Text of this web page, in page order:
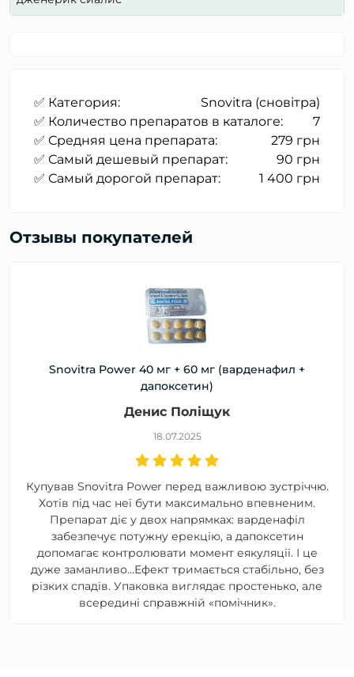
✅ Категория:
Snovitra (сновітра)
✅ Количество препаратов в каталоге:
7
✅ Средняя цена препарата:
279 грн
✅ Самый дешевый препарат:
90 грн
✅ Самый дорогой препарат:
1 400 грн
Отзывы покупателей
Snovitra Power 40 мг + 60 мг (варденафил +
дапоксетин)
Денис Поліщук
18.07.2025
Купував Snovitra Power перед важливою зустріччю.
Хотів під час неї бути максимально впевненим.
Препарат діє у двох напрямках: варденафіл
забезпечує потужну ерекцію, а дапоксетин
допомагає контролювати момент еякуляції. І це
дуже заманливо…Ефект тримається стабільно, без
різких спадів. Упаковка виглядає простенько, але
всередині справжній «помічник».